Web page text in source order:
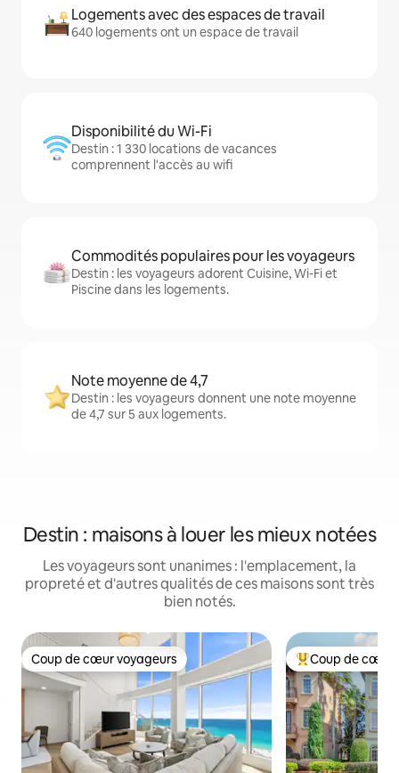
Logements avec des espaces de travail
640 logements ont un espace de travail
Disponibilité du Wi-Fi
Destin : 1 330 locations de vacances
comprennent l'accès au wifi
Commodités populaires pour les voyageurs
Destin : les voyageurs adorent Cuisine, Wi-Fi et
Piscine dans les logements.
Note moyenne de 4,7
Destin : les voyageurs donnent une note moyenne
de 4,7 sur 5 aux logements.
Destin : maisons à louer les mieux notées
Les voyageurs sont unanimes : l'emplacement, la
propreté et d'autres qualités de ces maisons sont très
bien notés.
Coup de cœur voyageurs
Coup de cœur voyageurs Coup de cœur
Coup de cœur